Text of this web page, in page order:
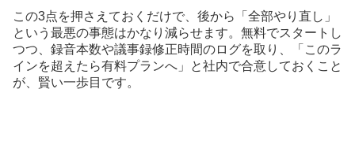
この3点を押さえておくだけで、後から「全部やり直し」
という最悪の事態はかなり減らせます。無料でスタートし
つつ、録音本数や議事録修正時間のログを取り、「このラ
インを超えたら有料プランへ」と社内で合意しておくこと
が、賢い一歩目です。